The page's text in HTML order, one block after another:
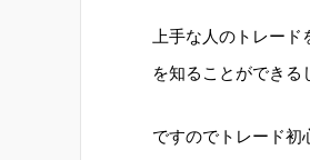
上手な人のトレー
を知ることができる
ですのでトレード初